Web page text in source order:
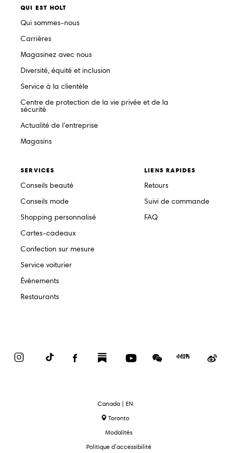
QUI EST HOLT
Qui sommes-nous
Carrières
Magasinez avec nous
Diversité, équité et inclusion
Service à la clientèle
Centre de protection de la vie privée et de la
sécurité
Actualité de l’entreprise
Magasins
SERVICES
Conseils beauté
Conseils mode
Shopping personnalisé
Cartes-cadeaux
Confection sur mesure
Service voiturier
Événements
Restaurants
LIENS RAPIDES
Retours
Suivi de commande
FAQ
InstagramTikTok FacebookSubstack YouTubeWeChat
Red
text.language
Canada | EN
Toronto
Modalités
Politique d’accessibilité